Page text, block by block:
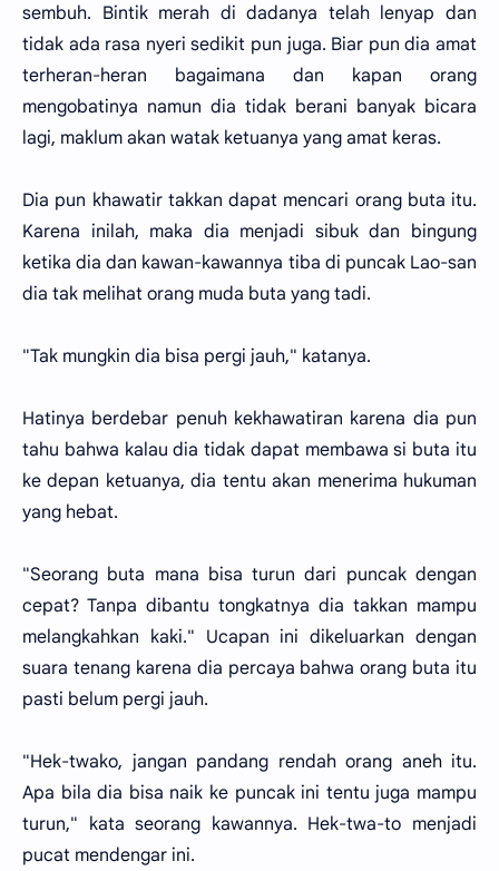
sembuh. Bintik merah di dadanya telah lenyap dan
tidak ada rasa nyeri sedikit pun juga. Biar pun dia amat
terheran-heran bagaimana dan kapan orang
mengobatinya namun dia tidak berani banyak bicara
lagi, maklum akan watak ketuanya yang amat keras.
Dia pun khawatir takkan dapat mencari orang buta itu.
Karena inilah, maka dia menjadi sibuk dan bingung
ketika dia dan kawan-kawannya tiba di puncak Lao-san
dia tak melihat orang muda buta yang tadi.
"Tak mungkin dia bisa pergi jauh," katanya.
Hatinya berdebar penuh kekhawatiran karena dia pun
tahu bahwa kalau dia tidak dapat membawa si buta itu
ke depan ketuanya, dia tentu akan menerima hukuman
yang hebat.
"Seorang buta mana bisa turun dari puncak dengan
cepat? Tanpa dibantu tongkatnya dia takkan mampu
melangkahkan kaki." Ucapan ini dikeluarkan dengan
suara tenang karena dia percaya bahwa orang buta itu
pasti belum pergi jauh.
"Hek-twako, jangan pandang rendah orang aneh itu.
Apa bila dia bisa naik ke puncak ini tentu juga mampu
turun," kata seorang kawannya. Hek-twa-to menjadi
pucat mendengar ini.